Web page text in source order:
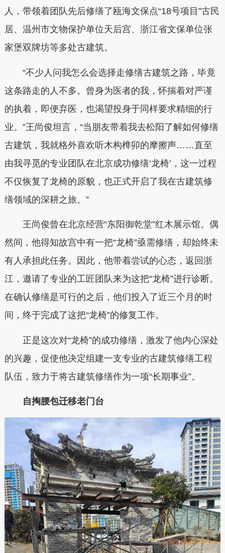
人，带领着团队先后修缮了瓯海文保点“18号项目”古民
居、温州市文物保护单位天后宫、浙江省文保单位张
家堡双牌坊等多处古建筑。
“不少人问我怎么会选择走修缮古建筑之路，毕竟
这条路走的人不多。曾身为医者的我，怀揣着对严谨
的执着，即便弃医，也渴望投身于同样要求精细的行
业。”王尚俊坦言，“当朋友带着我去松阳了解如何修缮
古建筑，我就格外喜欢听木构榫卯的摩擦声……直至
由我寻觅的专业团队在北京成功修缮‘龙椅’，这一过程
不仅恢复了龙椅的原貌，也正式开启了我在古建筑修
缮领域的深耕之旅。”
王尚俊曾在北京经营“东阳御乾堂”红木展示馆。偶
然间，他得知故宫中有一把“龙椅”亟需修缮，却始终未
有人承担此任务。因此，他带着尝试的心态，返回浙
江，邀请了专业的工匠团队来为这把“龙椅”进行诊断。
在确认修缮是可行的之后，他们投入了近三个月的时
间，终于完成了这把“龙椅”的修复工作。
正是这次对“龙椅”的成功修缮，激发了他内心深处
的兴趣，促使他决定组建一支专业的古建筑修缮工程
队伍，致力于将古建筑修缮作为一项“长期事业”。
自掏腰包迁移老门台